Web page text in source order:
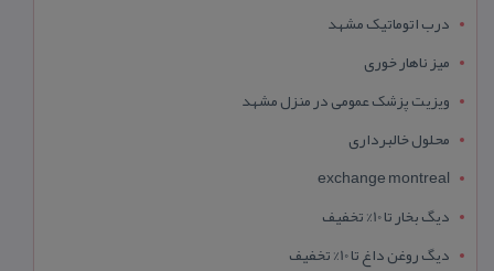
درب اتوماتیک مشهد
میز ناهار خوری
ویزیت پزشک عمومی در منزل مشهد
محلول خالبرداری
exchange montreal
دیگ بخار تا 10% تخفیف
دیگ روغن داغ تا 10% تخفیف